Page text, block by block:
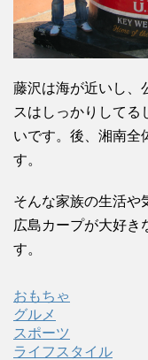
藤沢は海が近いし、
スはしっかりしてる
いです。後、湘南全
す。
そんな家族の生活や
広島カープが大好き
す。
おもちゃ
グルメ
スポーツ
ライフスタイル